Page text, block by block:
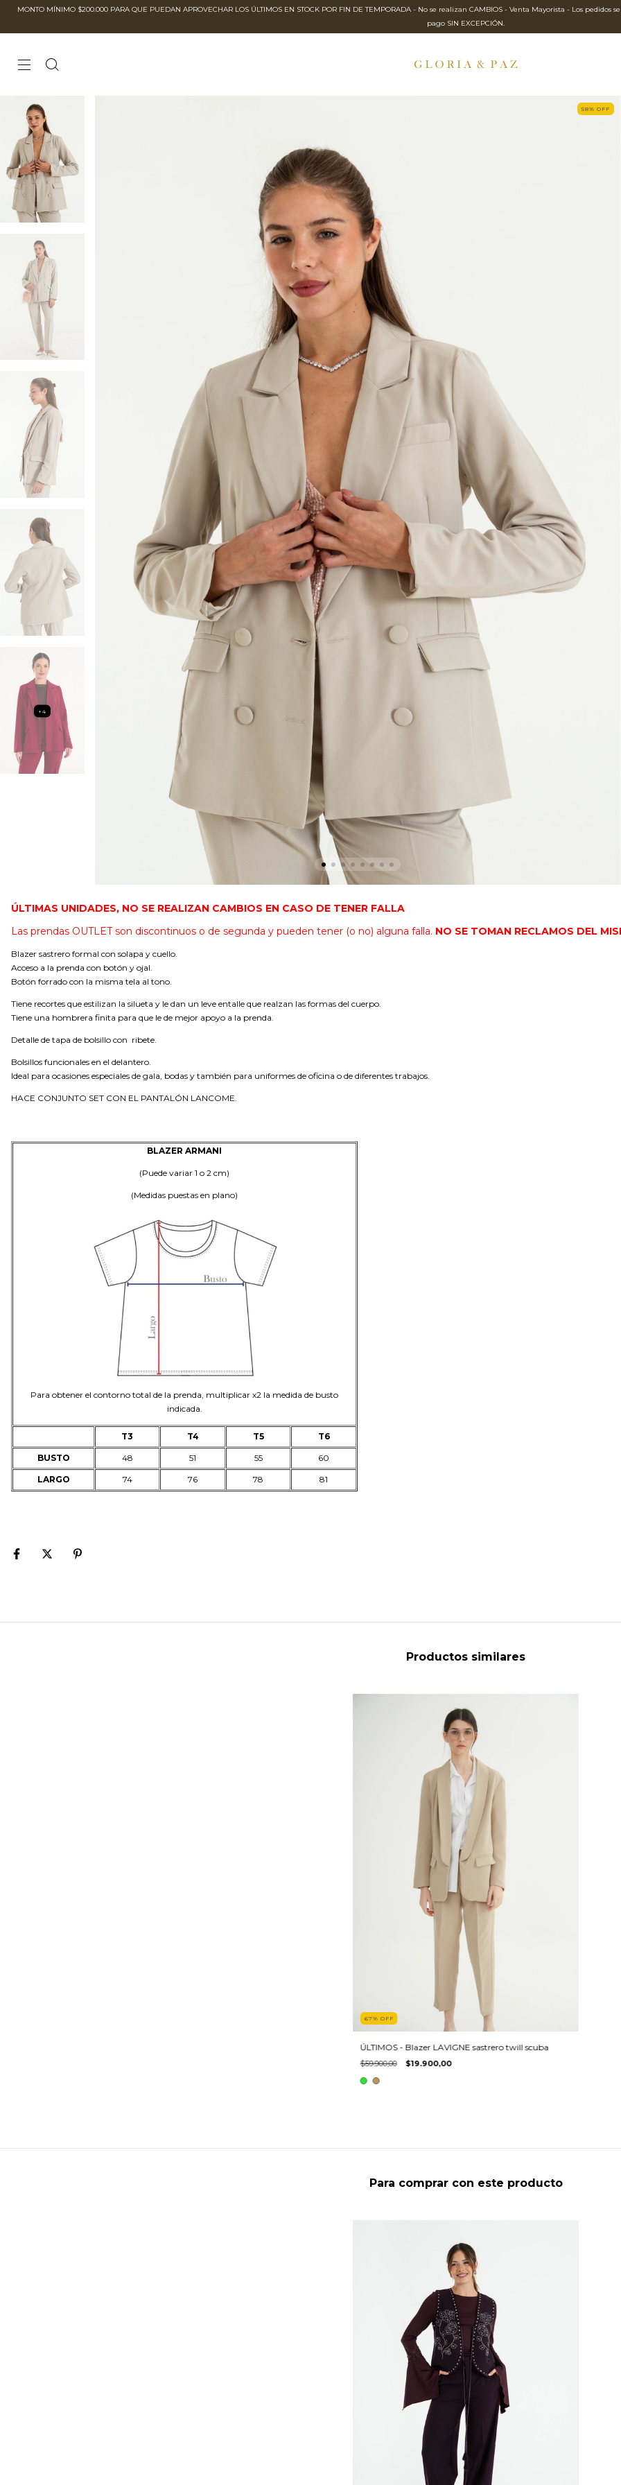
MONTO MÍNIMO $200.000 PARA QUE PUEDAN APROVECHAR LOS ÚLTIMOS EN STOCK POR FIN DE TEMPORADA - No se realizan CAMBIOS - Venta Mayorista - Los
pago SIN EXCEPCIÓN.
+4
58% OFF
ÚLTIMAS UNIDADES, NO SE REALIZAN CAMBIOS EN CASO DE TENER FALLA
Las prendas OUTLET son discontinuos o de segunda y pueden tener (o no) alguna falla. NO SE TOMAN RECLAMOS DEL
Blazer sastrero formal con solapa y cuello.
Acceso a la prenda con botón y ojal.
Botón forrado con la misma tela al tono.
Tiene recortes que estilizan la silueta y le dan un leve entalle que realzan las formas del cuerpo.
Tiene una hombrera finita para que le de mejor apoyo a la prenda.
Detalle de tapa de bolsillo con ribete.
Bolsillos funcionales en el delantero.
Ideal para ocasiones especiales de gala, bodas y también para uniformes de oficina o de diferentes trabajos.
HACE CONJUNTO SET CON EL PANTALÓN LANCOME.
BLAZER ARMANI
(Puede variar 1 o 2 cm)
(Medidas puestas en plano)
Para obtener el contorno total de la prenda, multiplicar x2 la medida de busto
indicada.
T3 T4 T5 T6
BUSTO 48 51 55 60
LARGO 74 76 78 81
Productos similares
67% OFF
ÚLTIMOS - Blazer LAVIGNE sastrero twill scuba
$59.900,00 $19.900,00
Para comprar con este producto